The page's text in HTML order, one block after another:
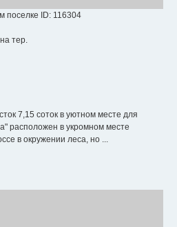
поселке ID: 116304
тер.
7,15 соток в уютном месте для
расположен в укромном месте
в окружении леса, но ...